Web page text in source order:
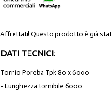
Affrettati! Questo prodotto è già
DATI TECNICI:
Tornio Poreba Tpk 80 x 6000
- Lunghezza tornibile 6000